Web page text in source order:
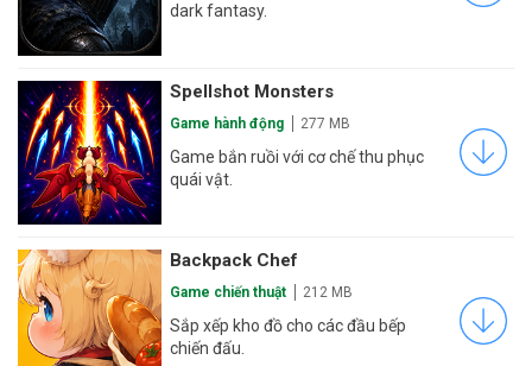
dark fantasy.
Spellshot Monsters
Game hành động 277 MB
Game bắn ruồi với cơ chế thu phục
quái vật.
Backpack Chef
Game chiến thuật 212 MB
Sắp xếp kho đồ cho các đầu bếp
chiến đấu.